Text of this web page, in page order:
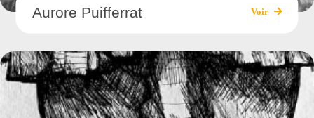
Aurore Puifferrat Voir